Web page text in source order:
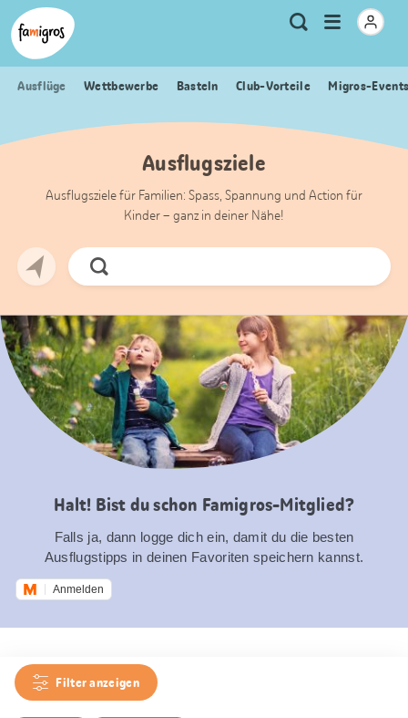
Sprungmarken
Navigation
Header
Logo
Meta
Navigation
Suche
Menu
öffnen
Ausflüge Wettbewerbe Basteln Club-Vorteile Migros-
Ausflugsziele
Ausflugsziele für Familien: Spass, Spannung und Action für
Kinder – ganz in deiner Nähe!
Jetzt
Suchen
Halt! Bist du schon Famigros-Mitglied?
Falls ja, dann logge dich ein, damit du die besten
Ausflugstipps in deinen Favoriten speichern kannst.
Anmelden
Filter anzeigen